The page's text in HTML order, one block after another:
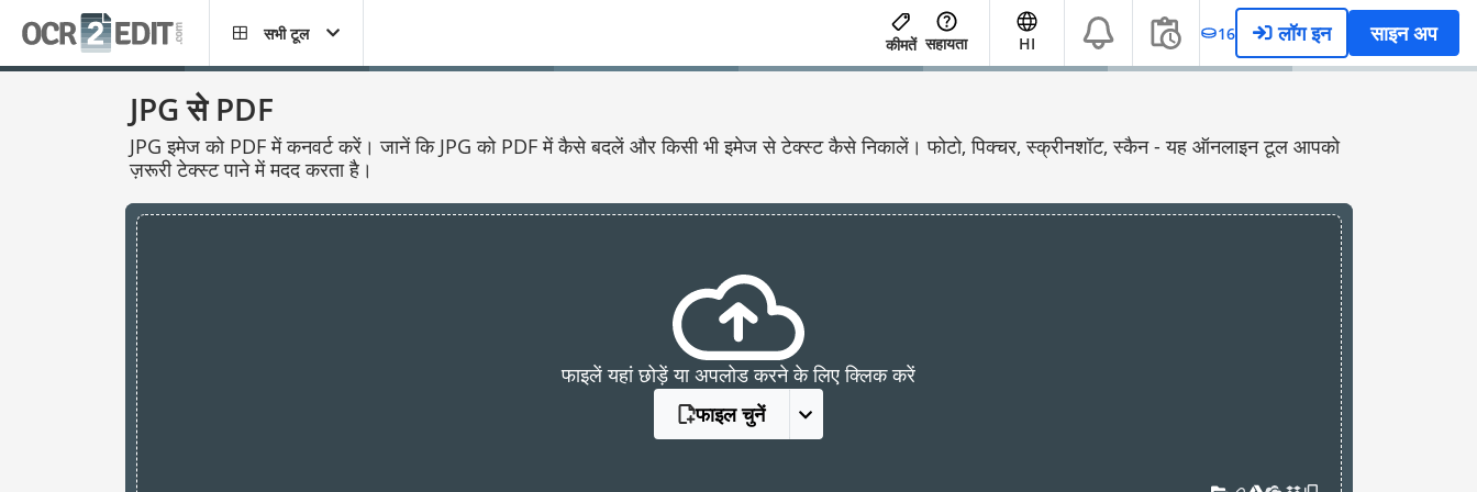
सभी टूल
कीमतें सहायता HI 16 लॉग इन साइन अप
JPG से PDF
JPG इमेज को PDF में कनवर्ट करें। जानें कि JPG को PDF में कैसे बदलें और किसी भी इमेज से टेक्स्ट कैसे निकालें। फोटो, पिक्चर, स्क्रीनशॉट, स्कैन - यह ऑनलाइन टूल आपको
ज़रूरी टेक्स्ट पाने में मदद करता है।
फाइलें यहां छोड़ें या अपलोड करने के लिए क्लिक करें
फाइल चुनें